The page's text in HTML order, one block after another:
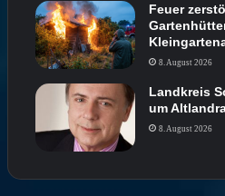
Feuer
8. August 2026
Landkreis
um
8. August 2026